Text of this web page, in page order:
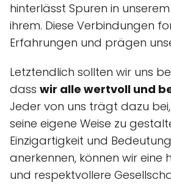
hinterlässt Spuren in
ihrem. Diese Verbindungen
Erfahrungen und prägen
Letztendlich sollten wir uns
dass wir alle wertvoll und
Jeder von uns trägt dazu
seine eigene Weise zu
Einzigartigkeit und
anerkennen, können wir eine
und respektvollere